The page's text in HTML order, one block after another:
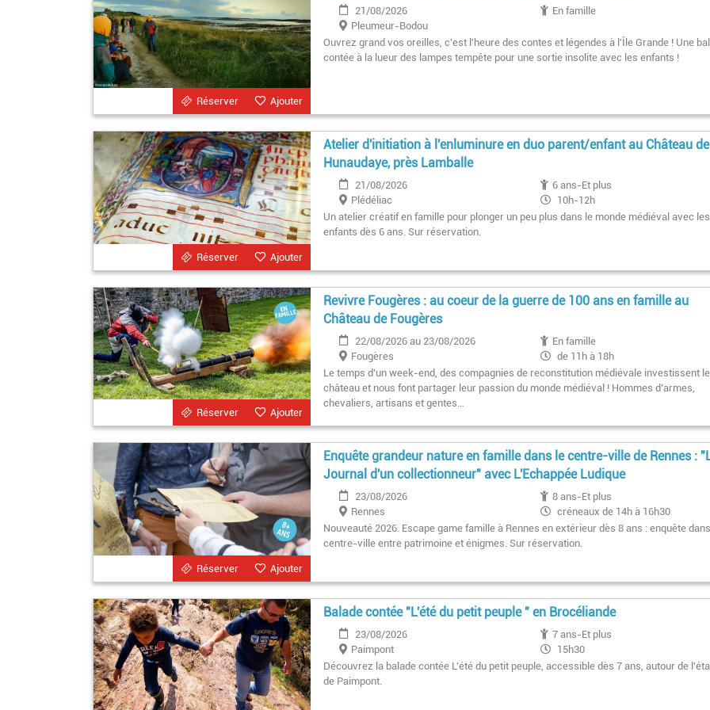
Ajouter
Réserver
21/08/2026
En famille
Pleumeur-Bodou
Ouvrez grand vos oreilles, c'est l'heure des contes et légendes à l'Île Grande ! Une
contée à la lueur des lampes tempête pour une sortie insolite avec les enfants !
Ajouter
Réserver
Atelier d'initiation à l'enluminure en duo parent/enfant au Château
Hunaudaye, près Lamballe
21/08/2026
6 ans-Et plus
Plédéliac
10h-12h
Un atelier créatif en famille pour plonger un peu plus dans le monde médiéval avec les
enfants dès 6 ans. Sur réservation.
Ajouter
Réserver
Revivre Fougères : au coeur de la guerre de 100 ans en famille au
Château de Fougères
22/08/2026 au 23/08/2026
En famille
Fougères
de 11h à 18h
Le temps d'un week-end, des compagnies de reconstitution médiévale investissent le
château et nous font partager leur passion du monde médiéval ! Hommes d’armes,
chevaliers, artisans et gentes…
Ajouter
Réserver
Enquête grandeur nature en famille dans le centre-ville de Rennes :
Journal d'un collectionneur" avec L'Echappée Ludique
23/08/2026
8 ans-Et plus
Rennes
créneaux de 14h à 16h30
Nouveauté 2026. Escape game famille à Rennes en extérieur dès 8 ans : enquête
centre-ville entre patrimoine et énigmes. Sur réservation.
Balade contée "L'été du petit peuple " en Brocéliande
23/08/2026
7 ans-Et plus
Paimpont
15h30
Découvrez la balade contée L'été du petit peuple, accessible dès 7 ans, autour de
de Paimpont.